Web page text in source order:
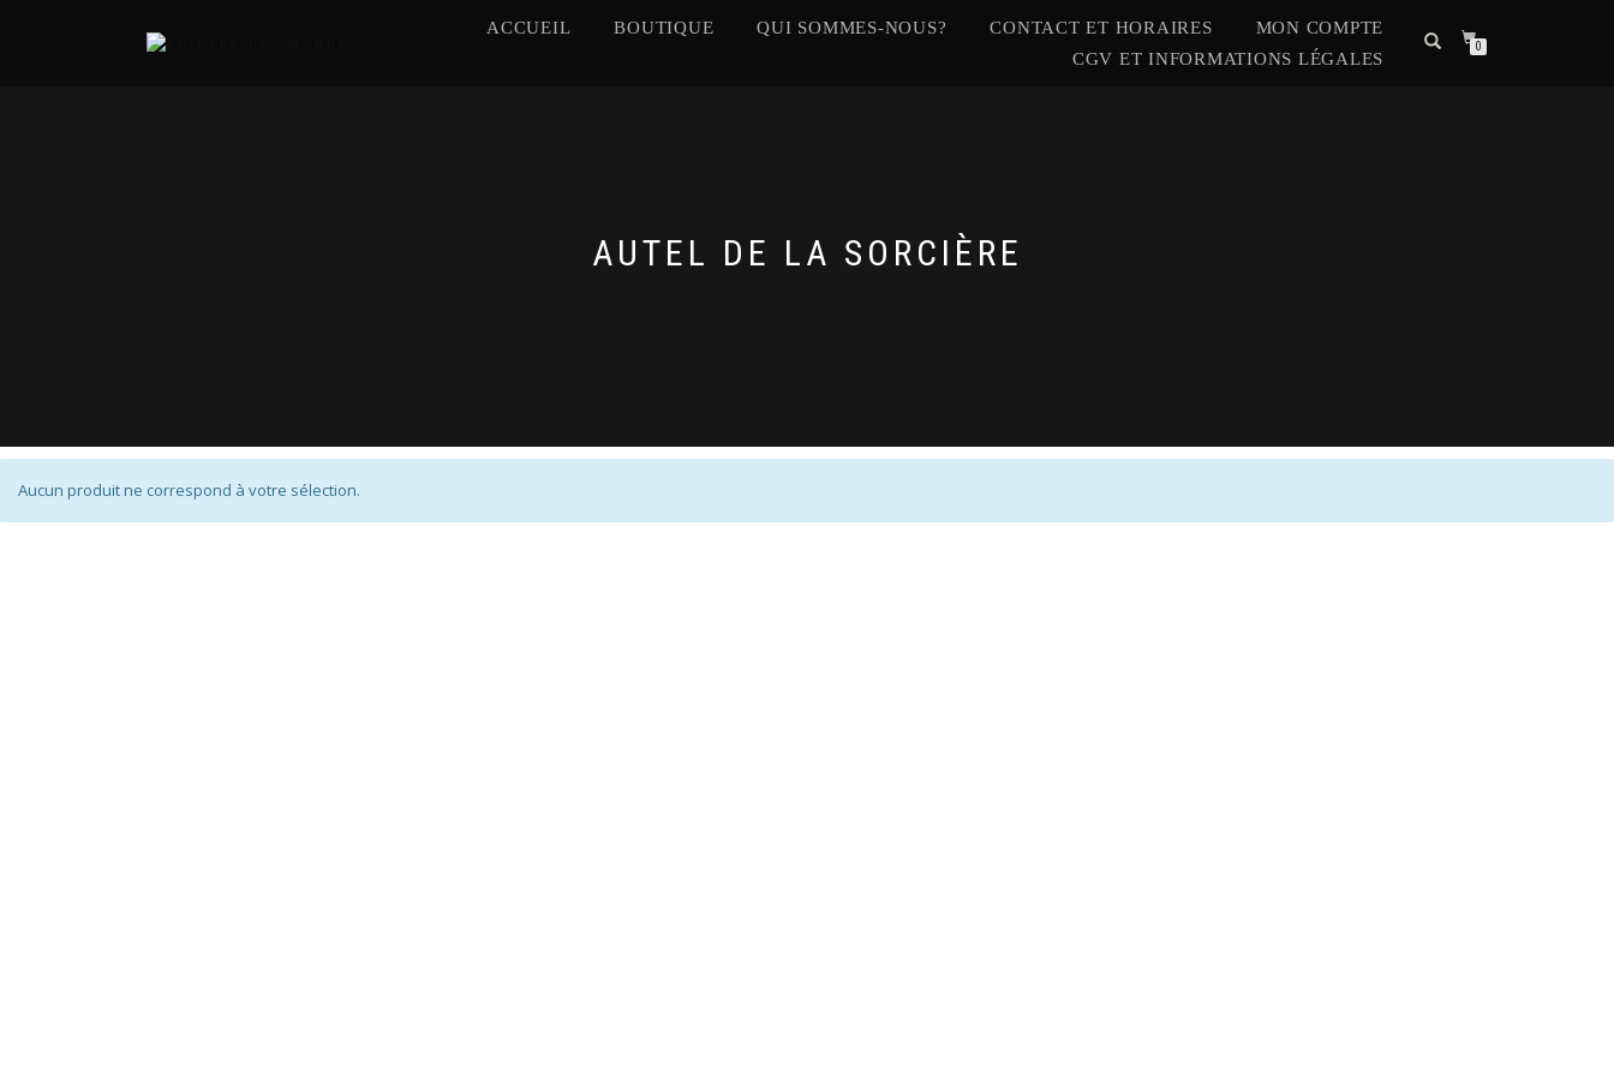
ACCUEIL BOUTIQUE QUI SOMMES-NOUS? CONTACT ET HORAIRES
MON COMPTE
CGV ET INFORMATIONS LÉGALES
0
AUTEL DE LA SORCIÈRE
Aucun produit ne correspond à votre sélection.